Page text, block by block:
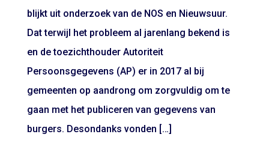
blijkt uit onderzoek van de NOS en Nieuwsuur.
Dat terwijl het probleem al jarenlang bekend is
en de toezichthouder Autoriteit
Persoonsgegevens (AP) er in 2017 al bij
gemeenten op aandrong om zorgvuldig om te
gaan met het publiceren van gegevens van
burgers. Desondanks vonden […]